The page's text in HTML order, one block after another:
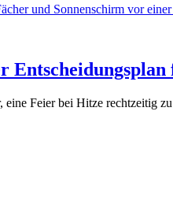
Feier bei Hitze rechtzeitig